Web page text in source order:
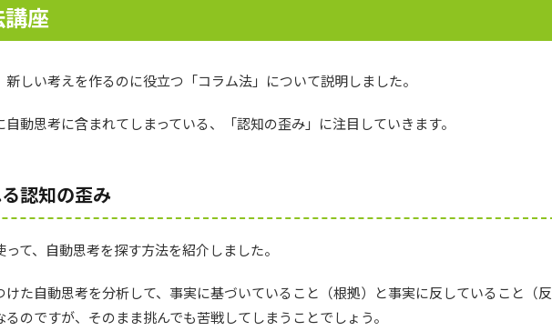
座
しい考えを作るのに役立つ「コラム法」について説明しました。
動思考に含まれてしまっている、「認知の歪み」に注目していきます。
認知の歪み
て、自動思考を探す方法を紹介しました。
けた自動思考を分析して、事実に基づいていること（根拠）と事実に反していること（反
のですが、そのまま挑んでも苦戦してしまうことでしょう。